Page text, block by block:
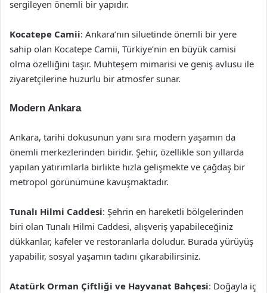
sergileyen önemli bir yapıdır.
Kocatepe Camii: Ankara’nın siluetinde önemli bir yere
sahip olan Kocatepe Camii, Türkiye’nin en büyük camisi
olma özelliğini taşır. Muhteşem mimarisi ve geniş avlusu ile
ziyaretçilerine huzurlu bir atmosfer sunar.
Modern Ankara
Ankara, tarihi dokusunun yanı sıra modern yaşamın da
önemli merkezlerinden biridir. Şehir, özellikle son yıllarda
yapılan yatırımlarla birlikte hızla gelişmekte ve çağdaş bir
metropol görünümüne kavuşmaktadır.
Tunalı Hilmi Caddesi: Şehrin en hareketli bölgelerinden
biri olan Tunalı Hilmi Caddesi, alışveriş yapabileceğiniz
dükkanlar, kafeler ve restoranlarla doludur. Burada yürüyüş
yapabilir, sosyal yaşamın tadını çıkarabilirsiniz.
Atatürk Orman Çiftliği ve Hayvanat Bahçesi: Doğayla iç